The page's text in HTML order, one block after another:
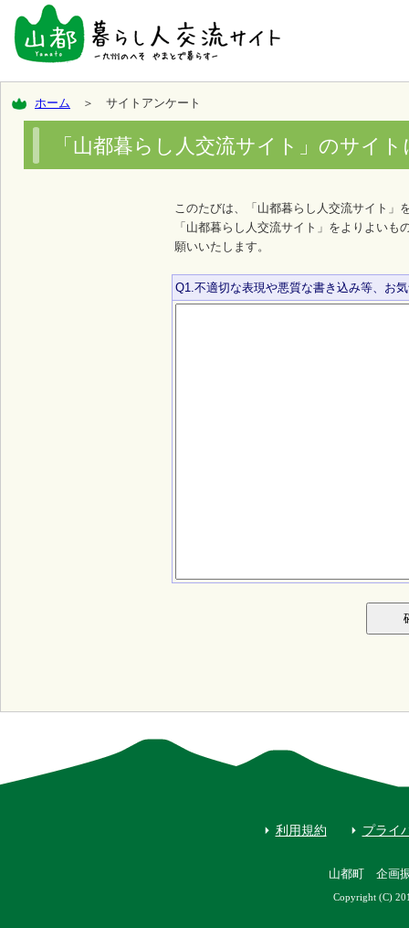
ホーム ＞ サイトアンケート
「山都暮らし人交流サイト」のサイ
このたびは、「山都暮らし人交流サイト」
「山都暮らし人交流サイト」をよりよい
願いいたします。
Q1.不適切な表現や悪質な書き込み等、お
利用規約 プライ
山都町 企画
Copyright (C)